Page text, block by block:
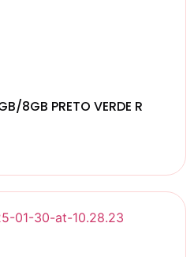
8GB PRETO VERDE R